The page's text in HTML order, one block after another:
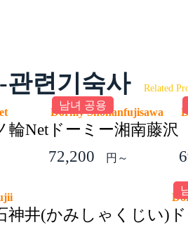
관련기숙사 Related
輪Net
남녀 공용
Dormy Shonanfujisawa
ドーミー湘南藤沢
72,200
円～
神井(かみしゃくじい)